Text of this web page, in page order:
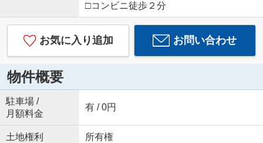
□コンビニ徒歩２分
お気に入り追加 お問い合わせ
物件概要
駐車場 /
月額料金
有 / 0円
土地権利 所有権